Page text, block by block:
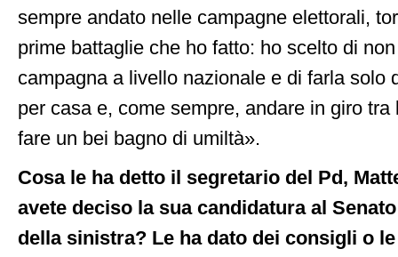
sempre andato nelle campagne elettorali,
prime battaglie che ho fatto: ho scelto di
campagna a livello nazionale e di farla solo
per casa e, come sempre, andare in giro
fare un bei bagno di umiltà».
Cosa le ha detto il segretario del Pd,
avete deciso la sua candidatura al
della sinistra? Le ha dato dei consigli o